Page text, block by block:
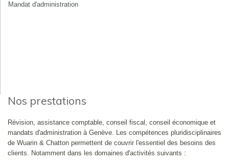
Mandat d'administration
Nos prestations
Révision, assistance comptable, conseil fiscal, conseil économique et
mandats d'administration à Genève. Les compétences pluridisciplinaires
de Wuarin & Chatton permettent de couvrir l'essentiel des besoins des
clients. Notamment dans les domaines d'activités suivants :